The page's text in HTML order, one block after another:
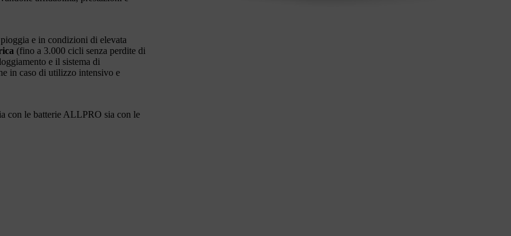
e in condizioni di elevata
(fino a 3.000 cicli senza perdite di
e il sistema di
in caso di utilizzo intensivo e
con le batterie ALLPRO sia con le